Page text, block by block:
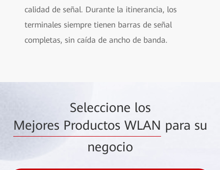
calidad de señal. Durante la itinerancia, los
terminales siempre tienen barras de señal
completas, sin caída de ancho de banda.
Seleccione los
Mejores Productos WLAN para su
negocio